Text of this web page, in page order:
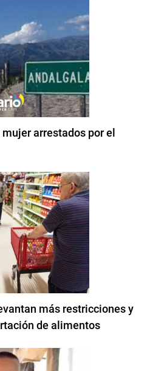
arrestados por el
más restricciones y
de alimentos